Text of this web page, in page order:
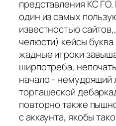
представления КС
один из самых
известностью
челюсти) кейсы
жадные игроки
ширпотреба,
начало - немудрящий
торгашеской
повторно также
с аккаунта, якобы